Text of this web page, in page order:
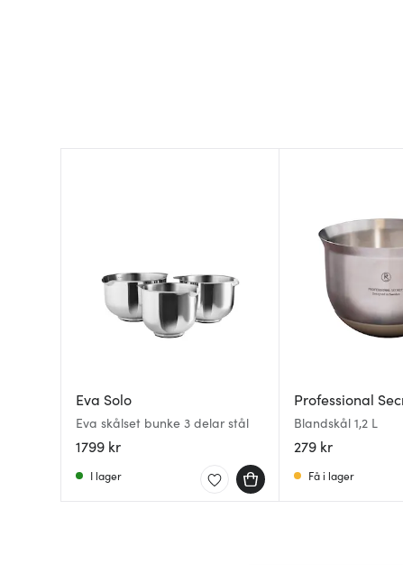
Eva Solo
Eva skålset bunke 3 delar stål
1799 kr
I lager
Professional
Blandskål 1,2 L
279 kr
Få i lager